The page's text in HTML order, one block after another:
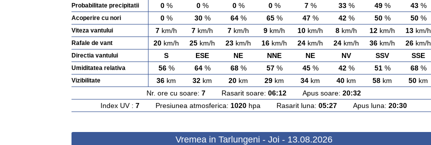
Probabilitate precipitatii 0% 0% 0% 0% 7% 33% 49% 43%
Acoperire cu nori 0% 30% 64% 65% 47% 42% 50% 50%
Viteza vantului 7 km/h 7 km/h 7 km/h 9 km/h 10 km/h 8 km/h 12 km/h 13 km/h
Rafale de vant 20 km/h 25 km/h 23 km/h 16 km/h 24 km/h 24 km/h 36 km/h 26 km/h
Directia vantului S ESE NE NNE NE NV SSV SSE
Umiditatea relativa 56% 64% 68% 57% 45% 42% 51% 68%
Vizibilitate 36 km 32 km 20 km 29 km 34 km 40 km 58 km 50 km
Nr. ore cu soare: 7 Rasarit soare: 06:12 Apus soare: 20:32
Index UV : 7 Presiunea atmosferica: 1020 hpa Rasarit luna: 05:27 Apus luna: 20:30
Vremea in Tarlungeni - Joi - 13.08.2026